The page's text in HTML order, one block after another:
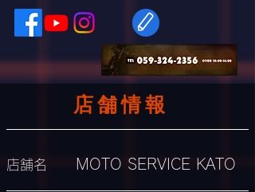
​店舗情報
店舗名 MOTO SERVICE KATO